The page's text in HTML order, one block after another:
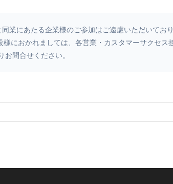
業にあたる企業様のご参加はご遠慮いただいており
におかれましては、各営業・カスタマーサクセス
問合せください。